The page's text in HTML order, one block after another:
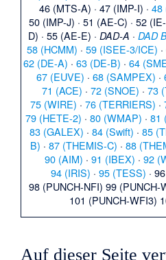
46 (MTS-A) · 47 (IMP-I) · 48
50 (IMP-J) · 51 (AE-C) · 52
D) · 55 (AE-E) · DAD-A · DAD
58 (HCMM) · 59 (ISEE-3/ICE) ·
62 (DE-A) ·63 (DE-B) ·64
67 (EUVE) · 68 (SAMPEX) ·
71 (ACE) ·72 (SNOE) ·73
75 (WIRE) · 76 (TERRIERS) ·
79 (HETE-2) ·80 (WMAP) ·81
83 (GALEX) ·84 (Swift) ·85
B) ·87 (THEMIS-C) ·88
90 (AIM) · 91 (IBEX) · 92
94 (IRIS) · 95 (TESS) ·
98 (PUNCH-NFI) 99 (PUNCH-
101 (PUNCH-WFI3)
Auf dieser Seite